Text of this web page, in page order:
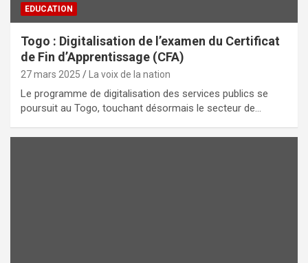
EDUCATION
Togo : Digitalisation de l’examen du Certificat
de Fin d’Apprentissage (CFA)
27 mars 2025 La voix de la nation
Le programme de digitalisation des services publics se
poursuit au Togo, touchant désormais le secteur de…